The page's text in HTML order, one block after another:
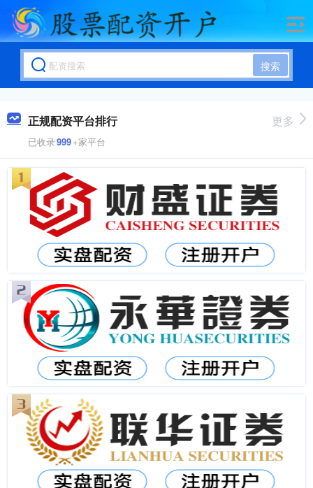
搜索
正规配资平台排行
已收录999+家平台
更多